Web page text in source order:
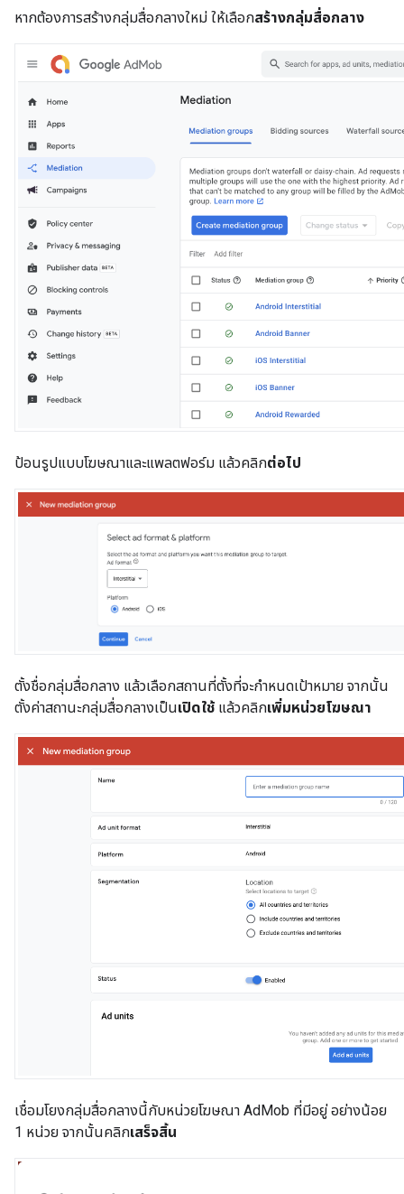
หากต้องการสร้างกลุ่มสื่อกลางใหม่ ให้เลือกสร้างกลุ่มสื่อกลาง
ป้อนรูปแบบโฆษณาและแพลตฟอร์ม แล้วคลิกต่อไป
ตั้งชื่อกลุ่มสื่อกลาง แล้วเลือกสถานที่ตั้งที่จะกำหนดเป้าหมาย จากนั้น
ตั้งค่าสถานะกลุ่มสื่อกลางเป็นเปิดใช้ แล้วคลิกเพิ่มหน่วยโฆษณา
เชื่อมโยงกลุ่มสื่อกลางนี้กับหน่วยโฆษณา AdMob ที่มีอยู่ อย่างน้อย
1 หน่วย จากนั้นคลิกเสร็จสิ้น